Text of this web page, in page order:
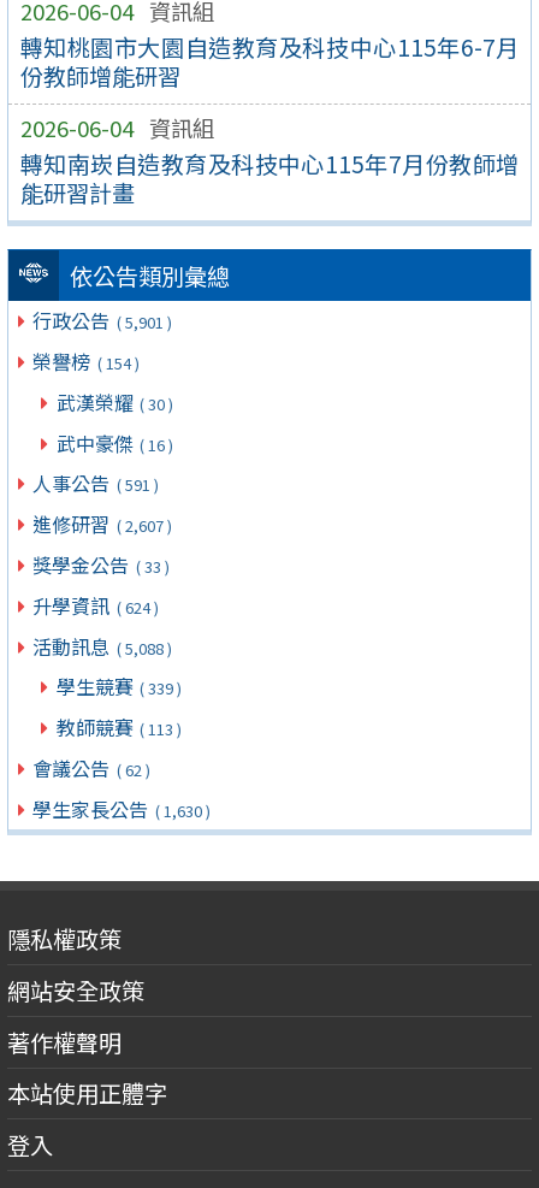
2026-06-04 資訊組
轉知桃園市大園自造教育及科技中心115年6-7月
份教師增能研習
2026-06-04 資訊組
轉知南崁自造教育及科技中心115年7月份教師增
能研習計畫
依公告類別彙總
行政公告 ( 5,901 )
榮譽榜 ( 154 )
武漢榮耀 ( 30 )
武中豪傑 ( 16 )
人事公告 ( 591 )
進修研習 ( 2,607 )
獎學金公告 ( 33 )
升學資訊 ( 624 )
活動訊息 ( 5,088 )
學生競賽 ( 339 )
教師競賽 ( 113 )
會議公告 ( 62 )
學生家長公告 ( 1,630 )
隱私權政策
網站安全政策
著作權聲明
本站使用正體字
登入